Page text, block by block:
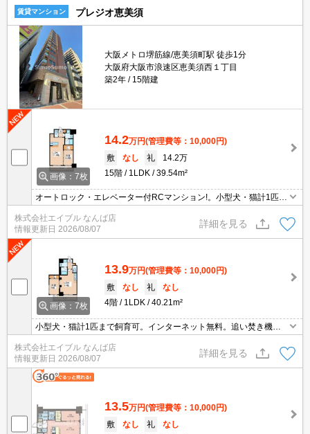
賃貸マンション プレジオ恵美須
大阪メトロ堺筋線/恵美須町駅 徒歩1分
大阪府大阪市浪速区恵美須西１丁目
築2年
15階建
画像：7枚
14.2万円(管理費等：10,000円)
敷
なし 礼
14.2万
15階
1LDK 39.54m²
オートロック・エレベーター付RCマンション!。小型犬・猫計1匹ま
で飼育可。インターネット無料。インターネット無料。退去時、ル
ームクリーニング料金48,400円。エアコン洗浄代16,500円。
株式会社エイブル なんば店
情報更新日 2026/08/07
詳細を見る
画像：7枚
13.9万円(管理費等：10,000円)
敷
なし 礼
なし
4階
1LDK 40.21m²
小型犬・猫計1匹まで飼育可。インターネット無料。追い焚き機能
付きバス。二人入居可。退去時、ルームクリーニング料金49,500
円。エアコン洗浄代16,500円。駅近くでラクラク便利。
株式会社エイブル なんば店
情報更新日 2026/08/07
詳細を見る
13.5万円(管理費等：10,000円)
敷
なし 礼
なし